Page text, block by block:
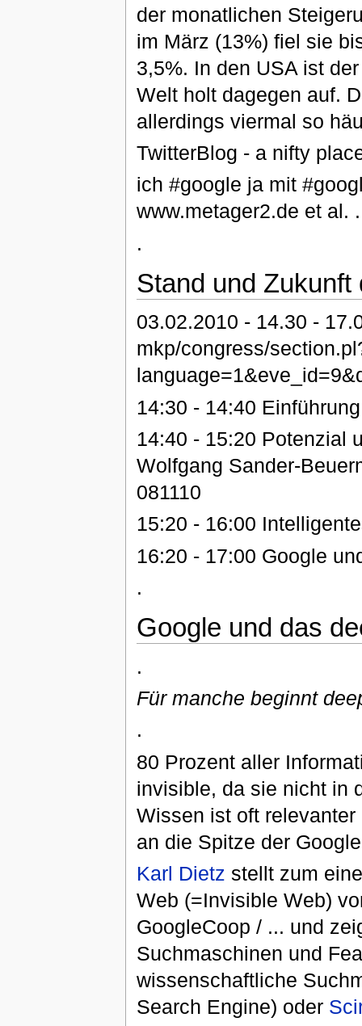
der monatlichen
im März (13%) fiel sie
3,5%. In den USA ist
Welt holt dagegen auf.
allerdings viermal so
TwitterBlog - a nifty
ich #google ja mit
www.metager2.de et al.
.
Stand und
03.02.2010 - 14.30 -
mkp/congress/
14:30 - 14:40
14:40 - 15:20 Potenzial
Wolfgang Sander-
081110
15:20 - 16:00
16:20 - 17:00 Google
.
Google und das
.
Für manche beginnt
.
80 Prozent aller
invisible, da sie nicht in
Wissen ist oft
an die Spitze der
Karl Dietz stellt zum
Web (=Invisible Web)
GoogleCoop / ... und
Suchmaschinen und
wissenschaftliche
Search Engine) oder